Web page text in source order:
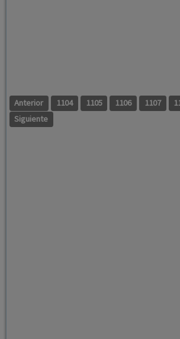
Anterior 1104 1105 1106 1107
Siguiente